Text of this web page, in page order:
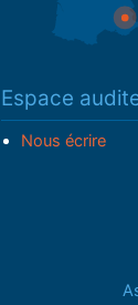
Espace
Nous écrire